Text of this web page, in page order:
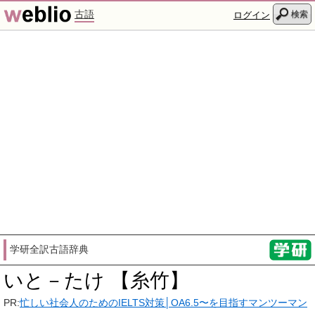
古語 ログイン 検索
学研全訳古語辞典
いと－たけ 【糸竹】
PR:忙しい社会人のためのIELTS対策│OA6.5〜を目指すマンツーマン